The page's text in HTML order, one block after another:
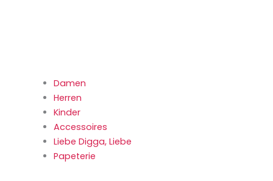
Damen
Herren
Kinder
Accessoires
Liebe Digga, Liebe
Papeterie